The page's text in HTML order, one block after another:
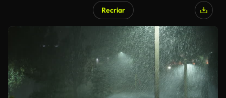
Recriar